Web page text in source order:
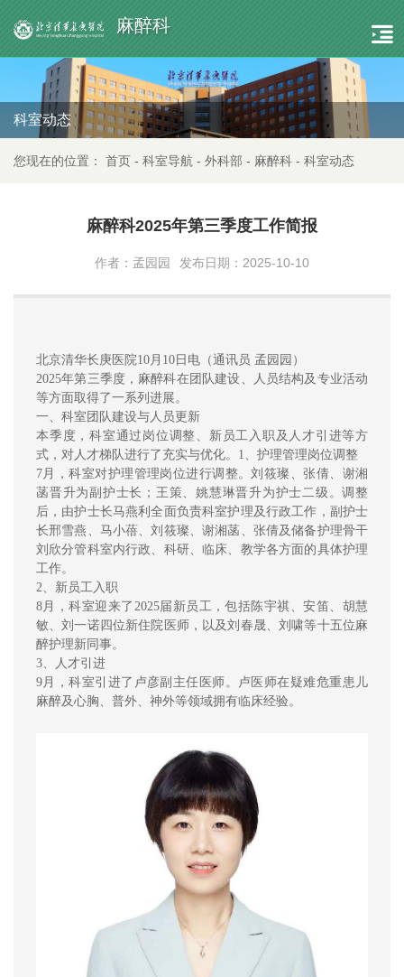
麻醉科
科室动态
您现在的位置： 首页 - 科室导航 - 外科部 - 麻醉科 - 科室动态
麻醉科2025年第三季度工作简报
作者：孟园园 发布日期：2025-10-10
北京清华长庚医院10月10日电（通讯员 孟园园）
2025年第三季度，麻醉科在团队建设、人员结构及专业活动
等方面取得了一系列进展。
一、科室团队建设与人员更新
本季度，科室通过岗位调整、新员工入职及人才引进等方
式，对人才梯队进行了充实与优化。1、护理管理岗位调整
7月，科室对护理管理岗位进行调整。刘筱璨、张倩、谢湘
菡晋升为副护士长；王策、姚慧琳晋升为护士二级。调整
后，由护士长马燕利全面负责科室护理及行政工作，副护士
长邢雪燕、马小蓓、刘筱璨、谢湘菡、张倩及储备护理骨干
刘欣分管科室内行政、科研、临床、教学各方面的具体护理
工作。
2、新员工入职
8月，科室迎来了2025届新员工，包括陈宇祺、安笛、胡慧
敏、刘一诺四位新住院医师，以及刘春晟、刘啸等十五位麻
醉护理新同事。
3、人才引进
9月，科室引进了卢彦副主任医师。卢医师在疑难危重患儿
麻醉及心胸、普外、神外等领域拥有临床经验。